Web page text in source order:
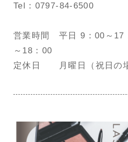
Tel：0797-84-6500
営業時間 平日 9：00～17
～18：00
定休日 月曜日（祝日の場